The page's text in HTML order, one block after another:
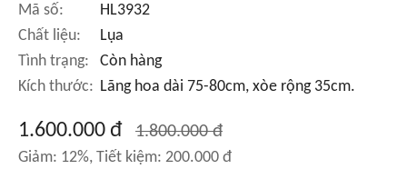
Mã số:
HL3932
Chất liệu:
Lụa
Tình trạng:
Còn hàng
Kích thước: Lãng hoa dài 75-80cm, xòe rộng 35cm.
1.600.000 đ 1.800.000 đ
Giảm: 12%, Tiết kiệm: 200.000 đ